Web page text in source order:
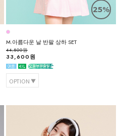
25%
M.아름다운 날 반팔 상하 SET
44,800원
33,600원
OPTION